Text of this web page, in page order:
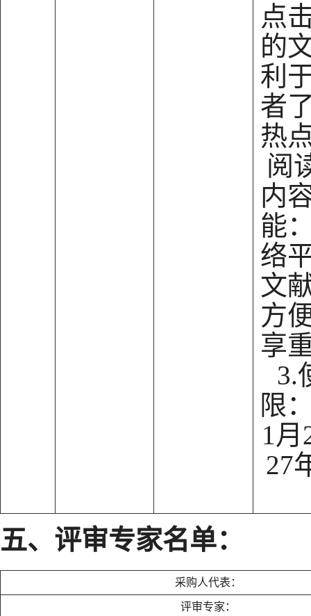
点
的
利
者
热
阅
内
能
络
文
方
享
3.
限
1月
27
五、评审专家名单：
采购人代表：
评审专家：